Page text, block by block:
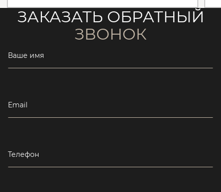
ЗАКАЗАТЬ ОБРАТНЫЙ
ЗВОНОК
Ваше имя
Email
Телефон